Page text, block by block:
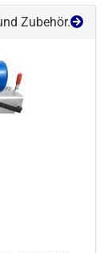
Zubehör.